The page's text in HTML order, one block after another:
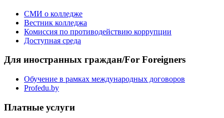
СМИ о колледже
Вестник колледжа
Комиссия по противодействию коррупции
Доступная среда
Для иностранных граждан/For Foreigners
Обучение в рамках международных договоров
Profedu.by
Платные услуги